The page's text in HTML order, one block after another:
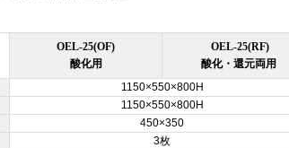
OEL-25(OF)
酸化用
OEL-25(RF)
酸化・還元両用
1150×550×800H
1150×550×800H
450×350
3枚